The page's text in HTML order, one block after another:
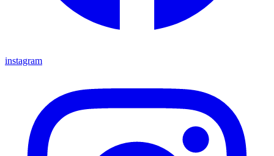
instagram